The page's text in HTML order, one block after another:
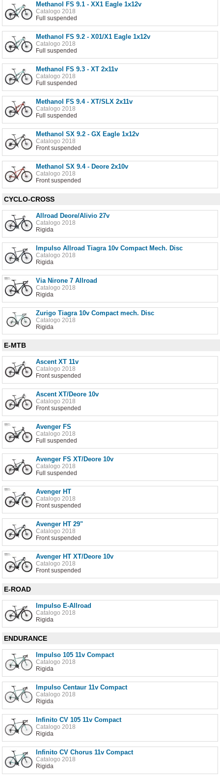
Methanol FS 9.1 - XX1 Eagle 1x12v
Catalogo 2018
Full suspended
Methanol FS 9.2 - X01/X1 Eagle 1x12v
Catalogo 2018
Full suspended
Methanol FS 9.3 - XT 2x11v
Catalogo 2018
Full suspended
Methanol FS 9.4 - XT/SLX 2x11v
Catalogo 2018
Full suspended
Methanol SX 9.2 - GX Eagle 1x12v
Catalogo 2018
Front suspended
Methanol SX 9.4 - Deore 2x10v
Catalogo 2018
Front suspended
CYCLO-CROSS
Allroad Deore/Alivio 27v
Catalogo 2018
Rigida
Impulso Allroad Tiagra 10v Compact Mech. Disc
Catalogo 2018
Rigida
Via Nirone 7 Allroad
Catalogo 2018
Rigida
Zurigo Tiagra 10v Compact mech. Disc
Catalogo 2018
Rigida
E-MTB
Ascent XT 11v
Catalogo 2018
Front suspended
Ascent XT/Deore 10v
Catalogo 2018
Front suspended
Avenger FS
Catalogo 2018
Full suspended
Avenger FS XT/Deore 10v
Catalogo 2018
Full suspended
Avenger HT
Catalogo 2018
Front suspended
Avenger HT 29"
Catalogo 2018
Front suspended
Avenger HT XT/Deore 10v
Catalogo 2018
Front suspended
E-ROAD
Impulso E-Allroad
Catalogo 2018
Rigida
ENDURANCE
Impulso 105 11v Compact
Catalogo 2018
Rigida
Impulso Centaur 11v Compact
Catalogo 2018
Rigida
Infinito CV 105 11v Compact
Catalogo 2018
Rigida
Infinito CV Chorus 11v Compact
Catalogo 2018
Rigida